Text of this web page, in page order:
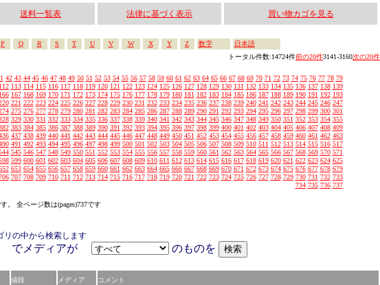
送料一覧表 法律に基づく表示 買い物カゴを見る
P Q R S T U V W X Y Z 数字
日本語
トータル件数:14724件前の20件3141-3160次の20件
42 43 44 45 46 47 48 49 50 51 52 53 54 55 56 57 58 59 60 61 62 63 64 65 66 67 68 69 70 71 72 73 74 75 76 77 78 79
112 113 114 115 116 117 118 119 120 121 122 123 124 125 126 127 128 129 130 131 132 133 134 135 136 137 138 139
166 167 168 169 170 171 172 173 174 175 176 177 178 179 180 181 182 183 184 185 186 187 188 189 190 191 192 193
221 222 223 224 225 226 227 228 229 230 231 232 233 234 235 236 237 238 239 240 241 242 243 244 245 246 247
275 276 277 278 279 280 281 282 283 284 285 286 287 288 289 290 291 292 293 294 295 296 297 298 299 300 301
329 330 331 332 333 334 335 336 337 338 339 340 341 342 343 344 345 346 347 348 349 350 351 352 353 354 355
383 384 385 386 387 388 389 390 391 392 393 394 395 396 397 398 399 400 401 402 403 404 405 406 407 408 409
437 438 439 440 441 442 443 444 445 446 447 448 449 450 451 452 453 454 455 456 457 458 459 460 461 462 463
491 492 493 494 495 496 497 498 499 500 501 502 503 504 505 506 507 508 509 510 511 512 513 514 515 516 517
545 546 547 548 549 550 551 552 553 554 555 556 557 558 559 560 561 562 563 564 565 566 567 568 569 570 571
599 600 601 602 603 604 605 606 607 608 609 610 611 612 613 614 615 616 617 618 619 620 621 622 623 624 625
653 654 655 656 657 658 659 660 661 662 663 664 665 666 667 668 669 670 671 672 673 674 675 676 677 678 679
707 708 709 710 711 712 713 714 715 716 717 718 719 720 721 722 723 724 725 726 727 728 729 730 731 732 733
734 735 736 737
。 全ページ数は(pages)737です
リの中から検索します
でメディアが のものを
値段 メディア コメント